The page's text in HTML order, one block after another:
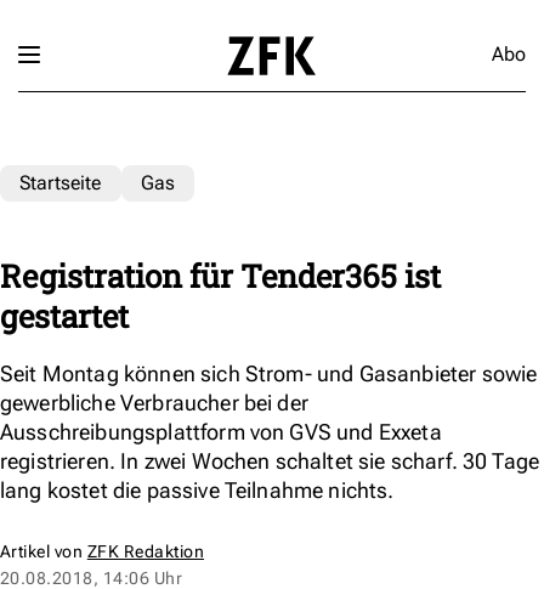
Abo
Startseite Gas
Registration für Tender365 ist
gestartet
Seit Montag können sich Strom- und Gasanbieter sowie
gewerbliche Verbraucher bei der
Ausschreibungsplattform von GVS und Exxeta
registrieren. In zwei Wochen schaltet sie scharf. 30 Tage
lang kostet die passive Teilnahme nichts.
Artikel von ZFK Redaktion
20.08.2018, 14:06 Uhr